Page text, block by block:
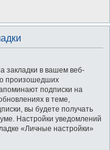
закладки в вашем веб-
произошедших
подписки на
в теме,
вы будете получать
Настройки уведомлений
«Личные настройки»